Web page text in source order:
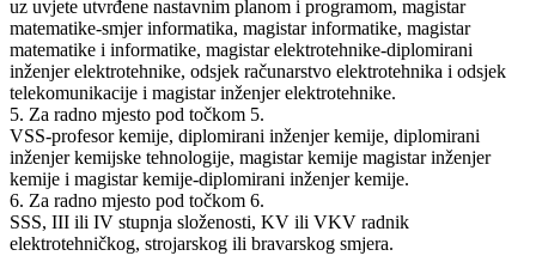
uz uvjete utvrđene nastavnim planom i programom, magistar
matematike-smjer informatika, magistar informatike, magistar
matematike i informatike, magistar elektrotehnike-diplomirani
inženjer elektrotehnike, odsjek računarstvo elektrotehnika i odsjek
telekomunikacije i magistar inženjer elektrotehnike.
5. Za radno mjesto pod točkom 5.
VSS-profesor kemije, diplomirani inženjer kemije, diplomirani
inženjer kemijske tehnologije, magistar kemije magistar inženjer
kemije i magistar kemije-diplomirani inženjer kemije.
6. Za radno mjesto pod točkom 6.
SSS, III ili IV stupnja složenosti, KV ili VKV radnik
elektrotehničkog, strojarskog ili bravarskog smjera.